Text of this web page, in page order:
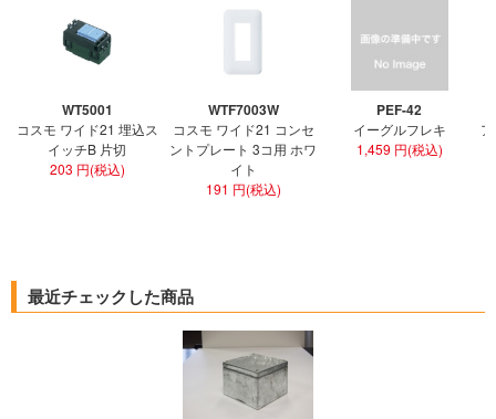
WT5001
コスモ ワイド21 埋込ス
イッチB 片切
203 円(税込)
WTF7003W
コスモ ワイド21 コンセ
ントプレート 3コ用 ホワ
イト
191 円(税込)
PEF-42
イーグルフレキ
1,459 円(税込)
最近チェックした商品